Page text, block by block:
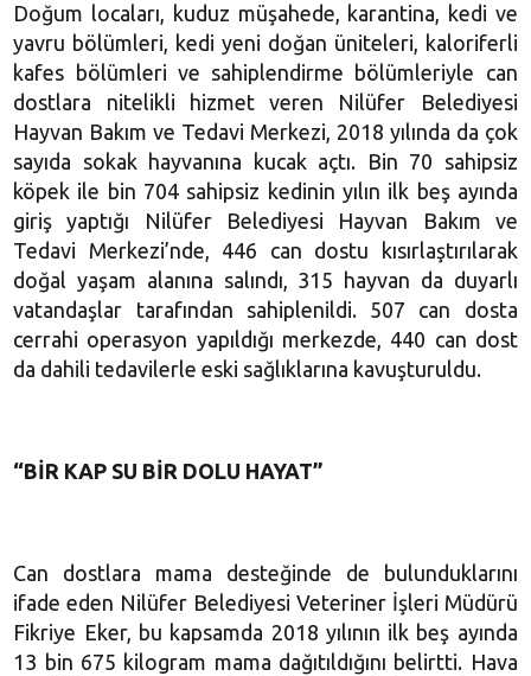
Doğum locaları, kuduz müşahede, karantina, kedi ve
yavru bölümleri, kedi yeni doğan üniteleri, kaloriferli
kafes bölümleri ve sahiplendirme bölümleriyle can
dostlara nitelikli hizmet veren Nilüfer Belediyesi
Hayvan Bakım ve Tedavi Merkezi, 2018 yılında da çok
sayıda sokak hayvanına kucak açtı. Bin 70 sahipsiz
köpek ile bin 704 sahipsiz kedinin yılın ilk beş ayında
giriş yaptığı Nilüfer Belediyesi Hayvan Bakım ve
Tedavi Merkezi’nde, 446 can dostu kısırlaştırılarak
doğal yaşam alanına salındı, 315 hayvan da duyarlı
vatandaşlar tarafından sahiplenildi. 507 can dosta
cerrahi operasyon yapıldığı merkezde, 440 can dost
da dahili tedavilerle eski sağlıklarına kavuşturuldu.
“BİR KAP SU BİR DOLU HAYAT”
Can dostlara mama desteğinde de bulunduklarını
ifade eden Nilüfer Belediyesi Veteriner İşleri Müdürü
Fikriye Eker, bu kapsamda 2018 yılının ilk beş ayında
13 bin 675 kilogram mama dağıtıldığını belirtti. Hava